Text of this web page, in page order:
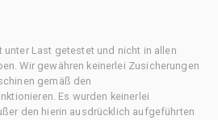
unter Last getestet und nicht in allen
Wir gewähren keinerlei Zusicherungen
gemäß den
Es wurden keinerlei
den hierin ausdrücklich aufgeführten